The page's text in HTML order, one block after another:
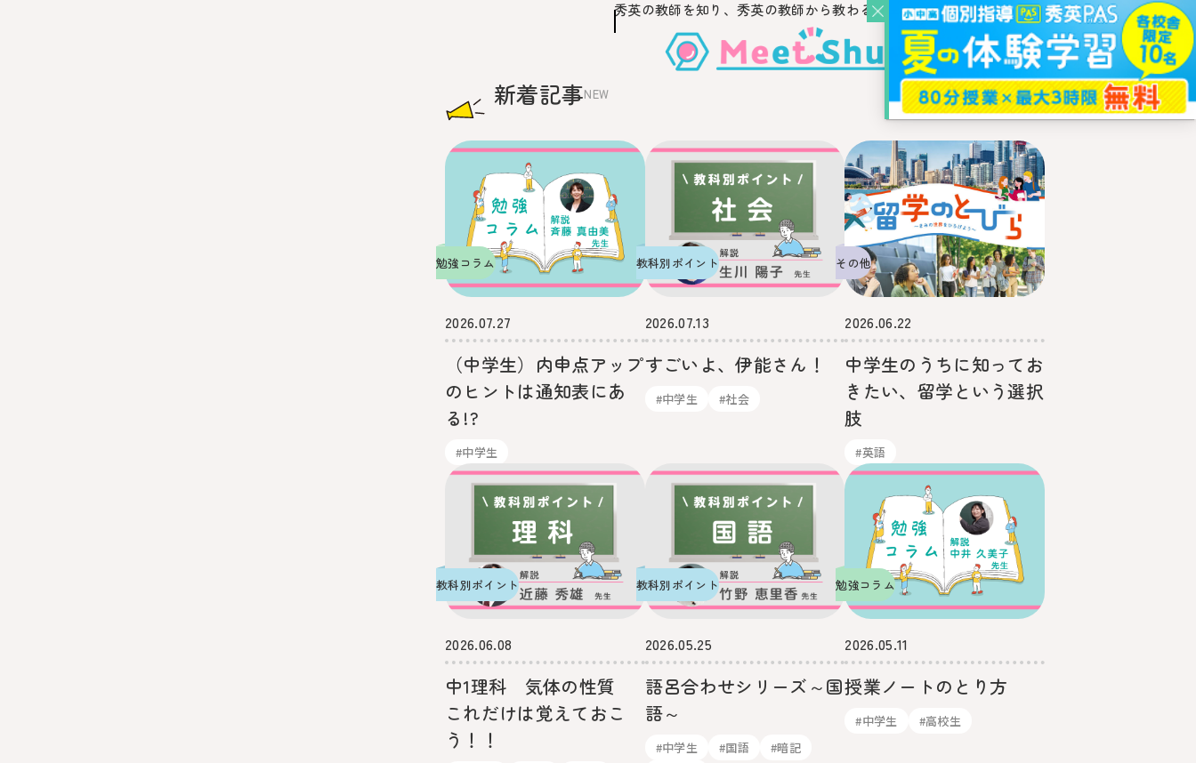
このページの本文へ移動
秀英の教師を知り、秀英の教師から教わるウェブ・メディア
新着記事NEW
勉強コラム
2026.07.27
（中学生）内申点アップ
のヒントは通知表にあ
る!?
#中学生
教科別ポイント
2026.07.13
すごいよ、伊能さん！
#中学生 #社会
その他
2026.06.22
中学生のうちに知ってお
きたい、留学という選択
肢
#英語
教科別ポイント
2026.06.08
中1理科 気体の性質
これだけは覚えておこ
う！！
教科別ポイント
2026.05.25
語呂合わせシリーズ～国
語～
#中学生 #国語
#暗記
勉強コラム
2026.05.11
授業ノートのとり方
#中学生 #高校生